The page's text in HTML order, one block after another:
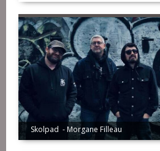
Skolpad - Morgane Filleau